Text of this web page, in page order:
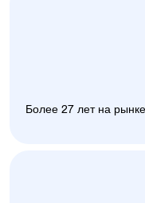
Более 27 лет на